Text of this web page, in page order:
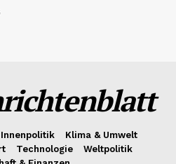
Innenpolitik
Klima & Umwelt
Technologie
Weltpolitik